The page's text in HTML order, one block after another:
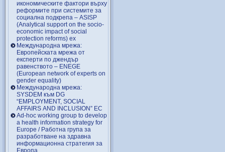
икономическите фактори върху
реформите при системите за
социална подкрепа – ASISP
(Analytical support on the socio-
economic impact of social
protection reforms) ex
Международна мрежа:
Европейската мрежа от
експерти по джендър
равенството – ENEGE
(European network of experts on
gender equality)
Международна мрежа:
SYSDEM към DG
“EMPLOYMENT, SOCIAL
AFFAIRS AND INCLUSION” EC
Ad-hoc working group to develop
a health information strategy for
Europe / Работна група за
разработване на здравна
информационна стратегия за
Европа